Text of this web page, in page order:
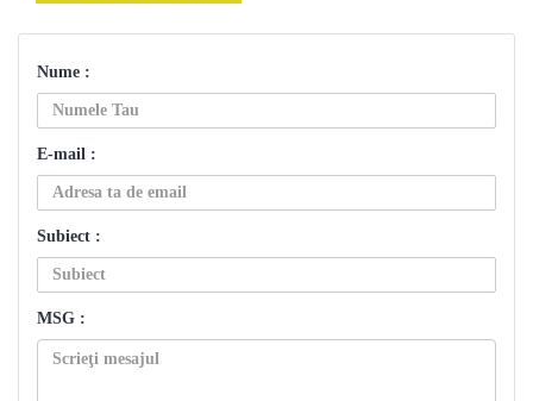
Nume :
E-mail :
Subiect :
MSG :